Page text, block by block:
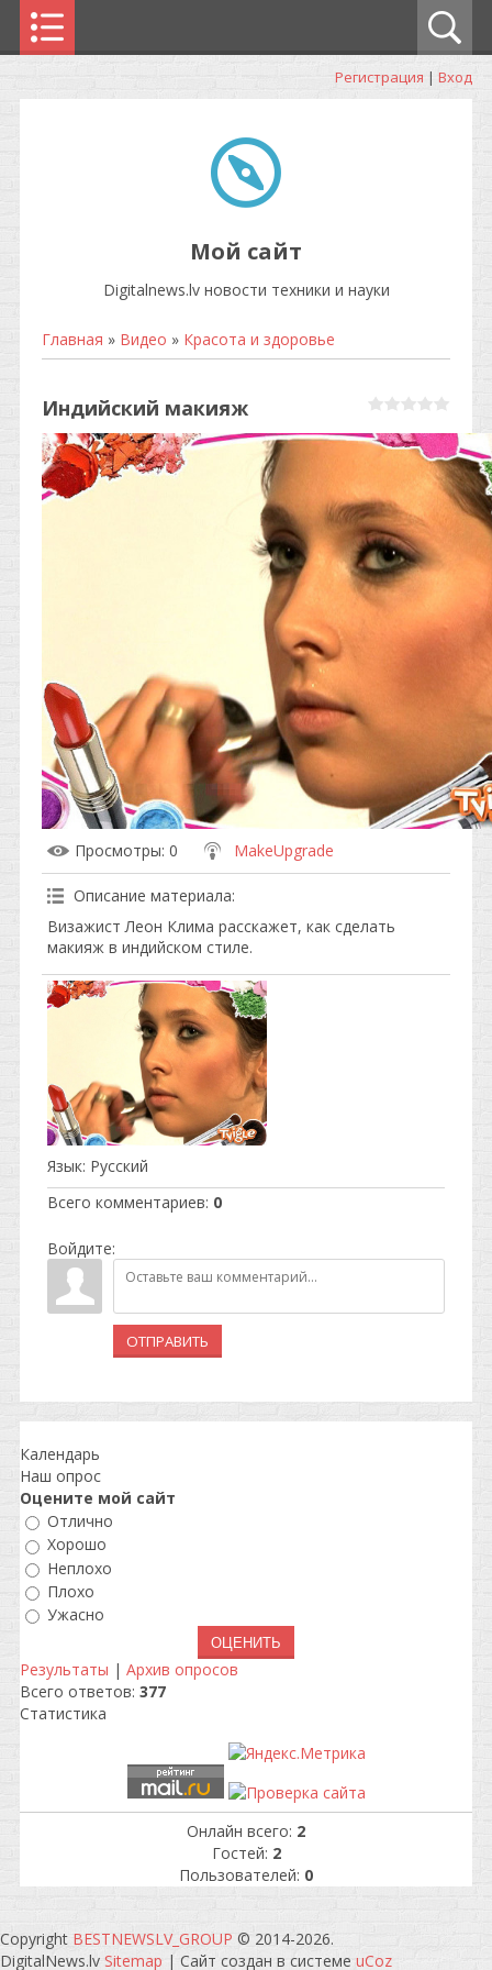
Регистрация | Вход
Мой сайт
Digitalnews.lv новости техники и науки
Главная » Видео » Красота и здоровье
Индийский макияж
Просмотры: 0 MakeUpgrade
Описание материала:
Визажист Леон Клима расскажет, как сделать
макияж в индийском стиле.
Язык: Русский
Всего комментариев: 0
Войдите:
ОТПРАВИТЬ
Календарь
Наш опрос
Оцените мой сайт
Отлично
Хорошо
Неплохо
Плохо
Ужасно
Результаты | Архив опросов
Всего ответов: 377
Статистика
Онлайн всего: 2
Гостей: 2
Пользователей: 0
Copyright BESTNEWSLV_GROUP © 2014-2026.
DigitalNews.lv Sitemap | Сайт создан в системе uCoz